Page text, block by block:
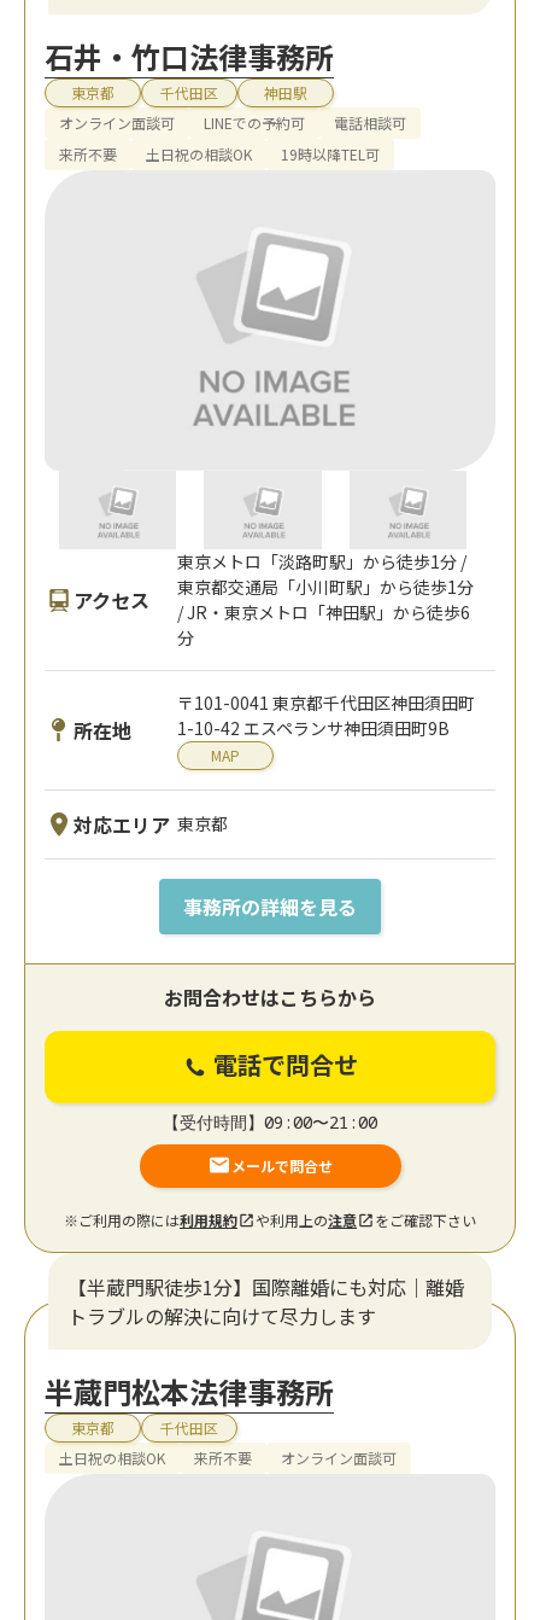
石井・竹口法律事務所
東京都 千代田区
神田駅
オンライン面談可
LINEでの予約可
電話相談可
来所不要
土日祝の相談OK 19時以降TEL可
アクセス
東京メトロ「淡路町駅」から徒歩1分 /
東京都交通局「小川町駅」から徒歩1分
/ JR・東京メトロ「神田駅」から徒歩6
分
所在地
〒101-0041 東京都千代田区神田須田町
1-10-42 エスペランサ神田須田町9B
MAP
対応エリア 東京都
事務所の詳細を見る
お問合わせはこちらから
電話で問合せ
【受付時間】09:00〜21:00
メールで問合せ
※ご利用の際には利用規約 や利用上の注意 をご確認下さい
【半蔵門駅徒歩1分】国際離婚にも対応｜離婚
トラブルの解決に向けて尽力します
半蔵門松本法律事務所
東京都
千代田区
土日祝の相談OK
来所不要 オンライン面談可